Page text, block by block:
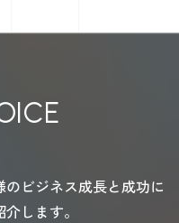
ビジネス成長と成功に
します。